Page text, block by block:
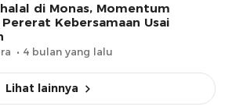
di Monas, Momentum
Kebersamaan Usai
4 bulan yang lalu
Lihat lainnya